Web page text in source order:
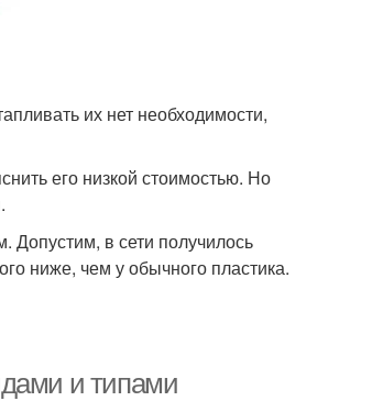
их нет необходимости,
его низкой стоимостью. Но
в сети получилось
ниже, чем у обычного пластика.
и типами